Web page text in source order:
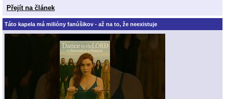
Přejít na článek
Táto kapela má milióny fanúšikov - až na to, že neexistuje